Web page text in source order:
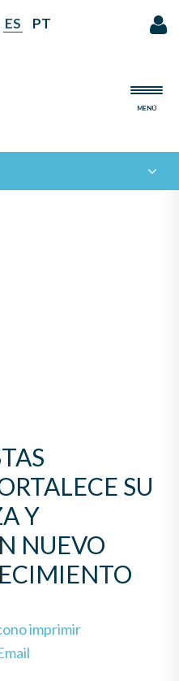
ES PT
MENÚ
SU
Y
NUEVO